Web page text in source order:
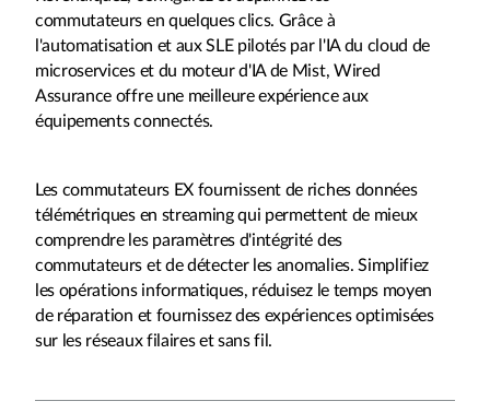
commutateurs en quelques clics. Grâce à
l'automatisation et aux SLE pilotés par l'IA du cloud de
microservices et du moteur d'IA de Mist, Wired
Assurance offre une meilleure expérience aux
équipements connectés.
Les commutateurs EX fournissent de riches données
télémétriques en streaming qui permettent de mieux
comprendre les paramètres d'intégrité des
commutateurs et de détecter les anomalies. Simplifiez
les opérations informatiques, réduisez le temps moyen
de réparation et fournissez des expériences optimisées
sur les réseaux filaires et sans fil.